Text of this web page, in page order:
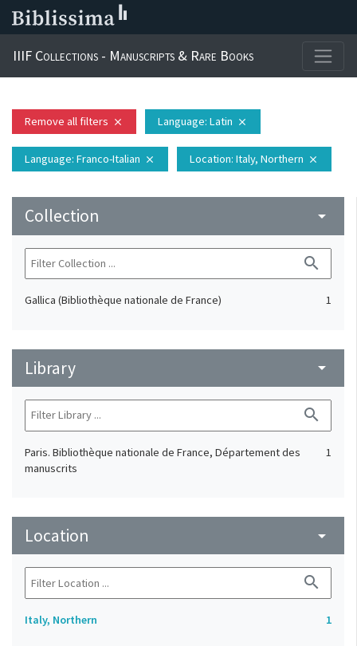
IIIF Collections - Manuscripts & Rare Books
Remove all filters close Language: Latin close
Language: Franco-Italian close Location: Italy, Northern close
Collection arrow_drop_down
search
Gallica (Bibliothèque nationale de France) 1
Library arrow_drop_down
search
Paris. Bibliothèque nationale de France, Département des
manuscrits
1
Location arrow_drop_down
search
Italy, Northern 1